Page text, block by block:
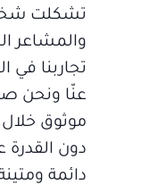
تشكلت
والمشاعر
تجاربنا في
عنّا ونحن
موثوق خلال
دون القدرة
دائمة